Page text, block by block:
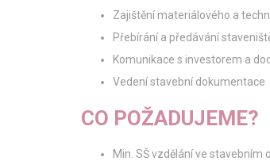
Zajištění materiálového a
Přebírání a předávání
Komunikace s investorem a
Vedení stavební dokumentace
CO POŽADUJEME?
Min. SŠ vzdělání ve stavebním